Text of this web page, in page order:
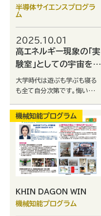
半導体サイエンスプログラ
ム
2025.10.01
高エネルギー現象の「実
験室」としての宇宙を見
る
大学時代は遊ぶも学ぶも寝る
も全て自分次第です。悔いのな
やりましょう。
機械知能プログラム
KHIN DAGON WIN
機械知能プログラム